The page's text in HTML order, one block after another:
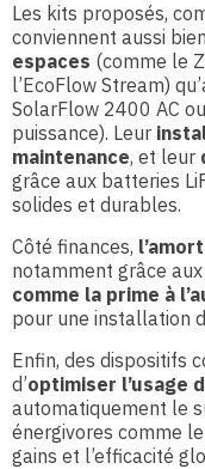
Les kits proposés,
conviennent aussi
espaces (comme le
l’EcoFlow Stream)
SolarFlow 2400 AC
puissance). Leur
maintenance, et leur
grâce aux batteries
solides et durables.
Côté finances,
notamment grâce
comme la prime à
pour une installation
Enfin, des dispositifs
d’optimiser l’usage
automatiquement le
énergivores comme
gains et l’efficacité